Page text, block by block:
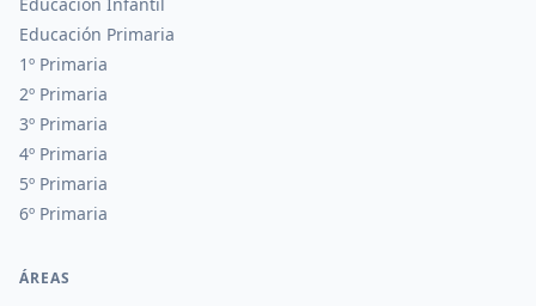
Educación Primaria
1º Primaria
2º Primaria
3º Primaria
4º Primaria
5º Primaria
6º Primaria
ÁREAS